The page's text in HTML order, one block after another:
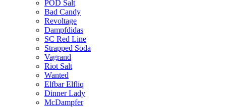
POD Salt
Bad Candy
Revoltage
Dampfdidas
SC Red Line
Strapped Soda
Vagrand
Riot Salt
Wanted
Elfbar Elfliq
Dinner Lady
McDampfer